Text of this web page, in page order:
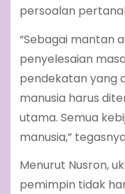
persoalan
“Sebagai mantan
penyelesaian
pendekatan yang
manusia harus
utama. Semua
manusia,”
Menurut Nusron,
pemimpin tidak